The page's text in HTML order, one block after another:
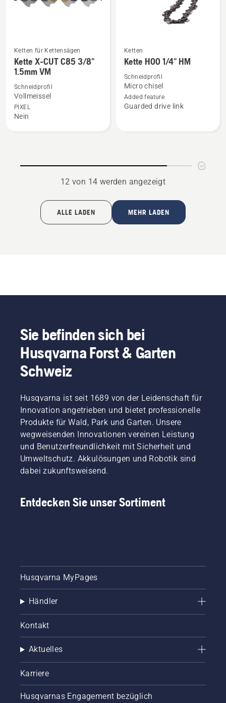
Mehr
Details
Kette
CUT
Ketten für Kettensägen
Kette X-CUT C85 3/8"
1.5mm VM
Schneidprofil
Vollmeissel
PIXEL
Nein
Mehr
Details
zu
Kette
H00
Ketten
Kette H00 1/4" HM
Schneidprofil
Micro chisel
Added feature
Guarded drive link
12 von 14 werden angezeigt
ALLE LADEN MEHR LADEN
Sie befinden sich bei
Husqvarna Forst & Garten
Schweiz
Husqvarna ist seit 1689 von der Leidenschaft für
Innovation angetrieben und bietet professionelle
Produkte für Wald, Park und Garten. Unsere
wegweisenden Innovationen vereinen Leistung
und Benutzerfreundlichkeit mit Sicherheit und
Umweltschutz. Akkulösungen und Robotik sind
dabei zukunftsweisend.
Entdecken Sie unser Sortiment
Husqvarna MyPages
Händler
Kontakt
Aktuelles
Karriere
Husqvarnas Engagement bezüglich